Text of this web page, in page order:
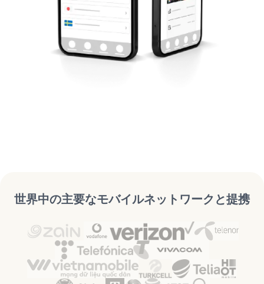
世界中の主要なモバイルネットワークと提携